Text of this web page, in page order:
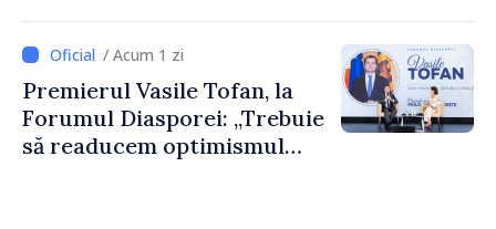
dumneavoastră pentru a
construi comunități mai
puternice”
/ Acum 1 zi
Premierul Vasile Tofan, la
Forumul Diasporei: „Trebuie
să readucem optimismul